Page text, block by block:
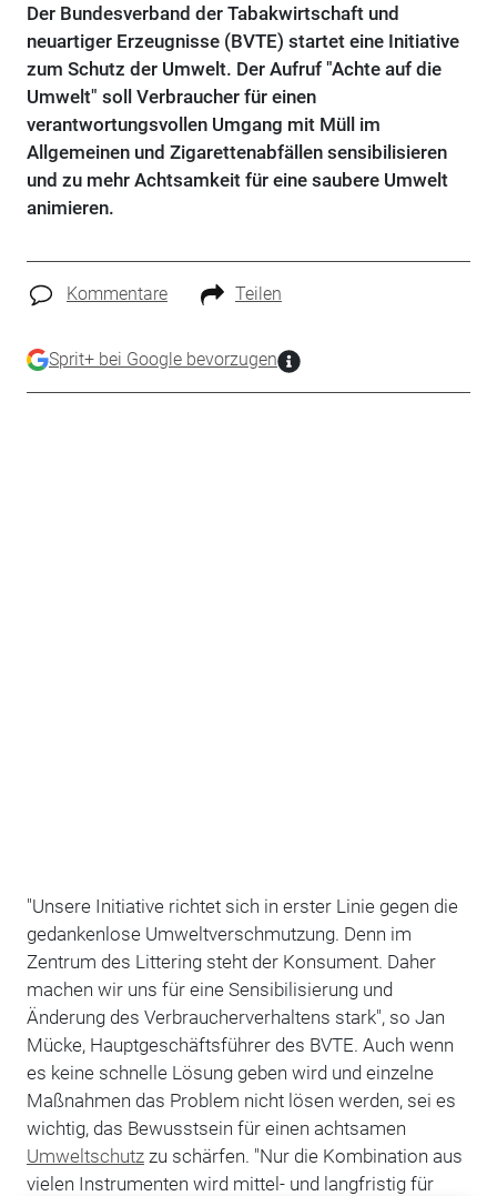
Der Bundesverband der Tabakwirtschaft und
neuartiger Erzeugnisse (BVTE) startet eine Initiative
zum Schutz der Umwelt. Der Aufruf "Achte auf die
Umwelt" soll Verbraucher für einen
verantwortungsvollen Umgang mit Müll im
Allgemeinen und Zigarettenabfällen sensibilisieren
und zu mehr Achtsamkeit für eine saubere Umwelt
animieren.
Kommentare Teilen
Sprit+ bei Google bevorzugen
"Unsere Initiative richtet sich in erster Linie gegen die
gedankenlose Umweltverschmutzung. Denn im
Zentrum des Littering steht der Konsument. Daher
machen wir uns für eine Sensibilisierung und
Änderung des Verbraucherverhaltens stark", so Jan
Mücke, Hauptgeschäftsführer des BVTE. Auch wenn
es keine schnelle Lösung geben wird und einzelne
Maßnahmen das Problem nicht lösen werden, sei es
wichtig, das Bewusstsein für einen achtsamen
Umweltschutzzu schärfen. "Nur die Kombination aus
vielen Instrumenten wird mittel- und langfristig für